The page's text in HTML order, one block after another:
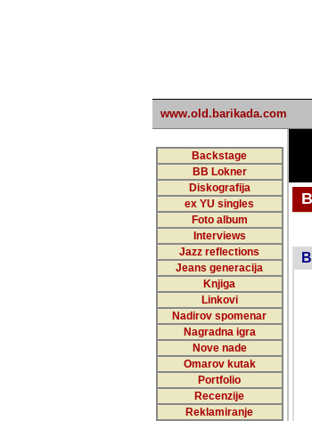
www.old.barikada.com
Backstage
BB Lokner
Diskografija
ex YU singles
Foto album
Interviews
Jazz reflections
Jeans generacija
Knjiga
Linkovi
Nadirov spomenar
Nagradna igra
Nove nade
Omarov kutak
Portfolio
Recenzije
Reklamiranje